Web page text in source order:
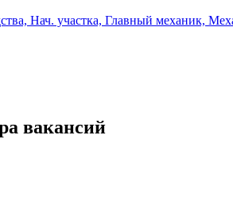
Нач. участка, Главный механик,
вакансий